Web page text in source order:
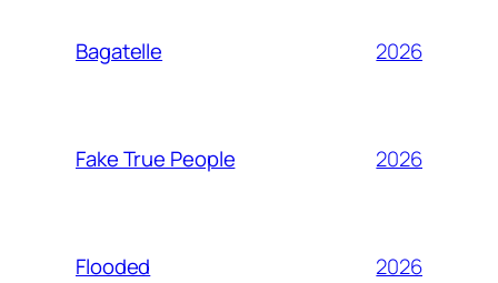
Bagatelle 2026
Fake True People 2026
Flooded 2026